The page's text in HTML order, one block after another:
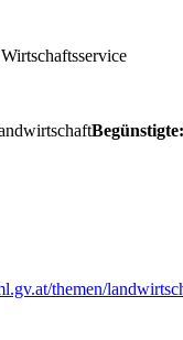
Begünstigte:
themen/